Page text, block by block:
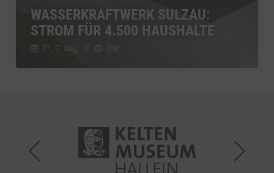
WASSERKRAFTWERK SULZAU:
STROM FÜR 4.500 HAUSHALTE
Fr., 7. Aug.